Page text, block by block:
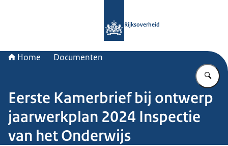
Rijksoverheid
Home Documenten
Eerste Kamerbrief bij ontwerp
jaarwerkplan 2024 Inspectie
van het Onderwijs